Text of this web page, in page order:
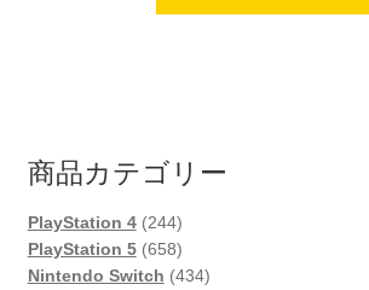
商品カテゴリー
PlayStation 4 244244
個
の
PlayStation 5 658658
個
Nintendo Switch 434434